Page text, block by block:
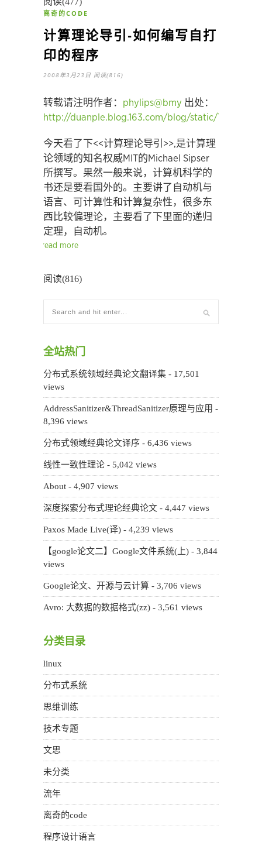
离奇的CODE
计算理论导引-如何编写自打
印的程序
2008年3月23日 阅读(816)
转载请注明作者： phylips@bmy 出处：
http://duanple.blog.163.com/blog/static/
今天看了下<<计算理论导引>>,是计算理
论领域的知名权威MIT的Michael Sipser
所撰写。果然一般来说，计算机科学的
书还是要看国外的。主要讲了自动机与
语言、可计算性和计算复杂性，很多东
西比较偏理论，主要看了下里面的递归
定理，自动机。
read more
阅读(816)
全站热门
分布式系统领域经典论文翻译集 - 17,501
views
AddressSanitizer&ThreadSanitizer原理与应用 -
8,396 views
分布式领域经典论文译序 - 6,436 views
线性一致性理论 - 5,042 views
About - 4,907 views
深度探索分布式理论经典论文 - 4,447 views
Paxos Made Live(译) - 4,239 views
【google论文二】Google文件系统(上) - 3,844
views
Google论文、开源与云计算 - 3,706 views
Avro: 大数据的数据格式(zz) - 3,561 views
分类目录
linux
分布式系统
思维训练
技术专题
文思
未分类
流年
离奇的code
程序设计语言